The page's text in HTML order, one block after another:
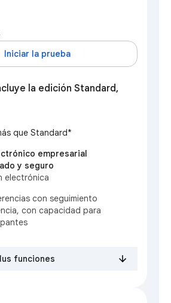
Iniciar la prueba
la edición Standard,
que Standard*
empresarial
y seguro
electrónica
con seguimiento
con capacidad para
funciones